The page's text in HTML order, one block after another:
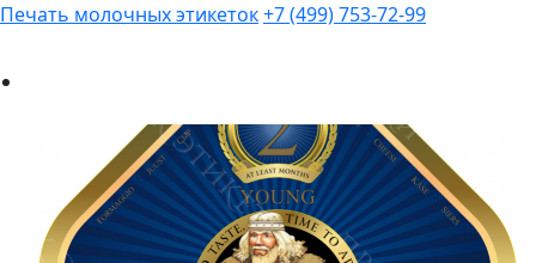
Печать молочных этикеток+7 (499) 753-72-99